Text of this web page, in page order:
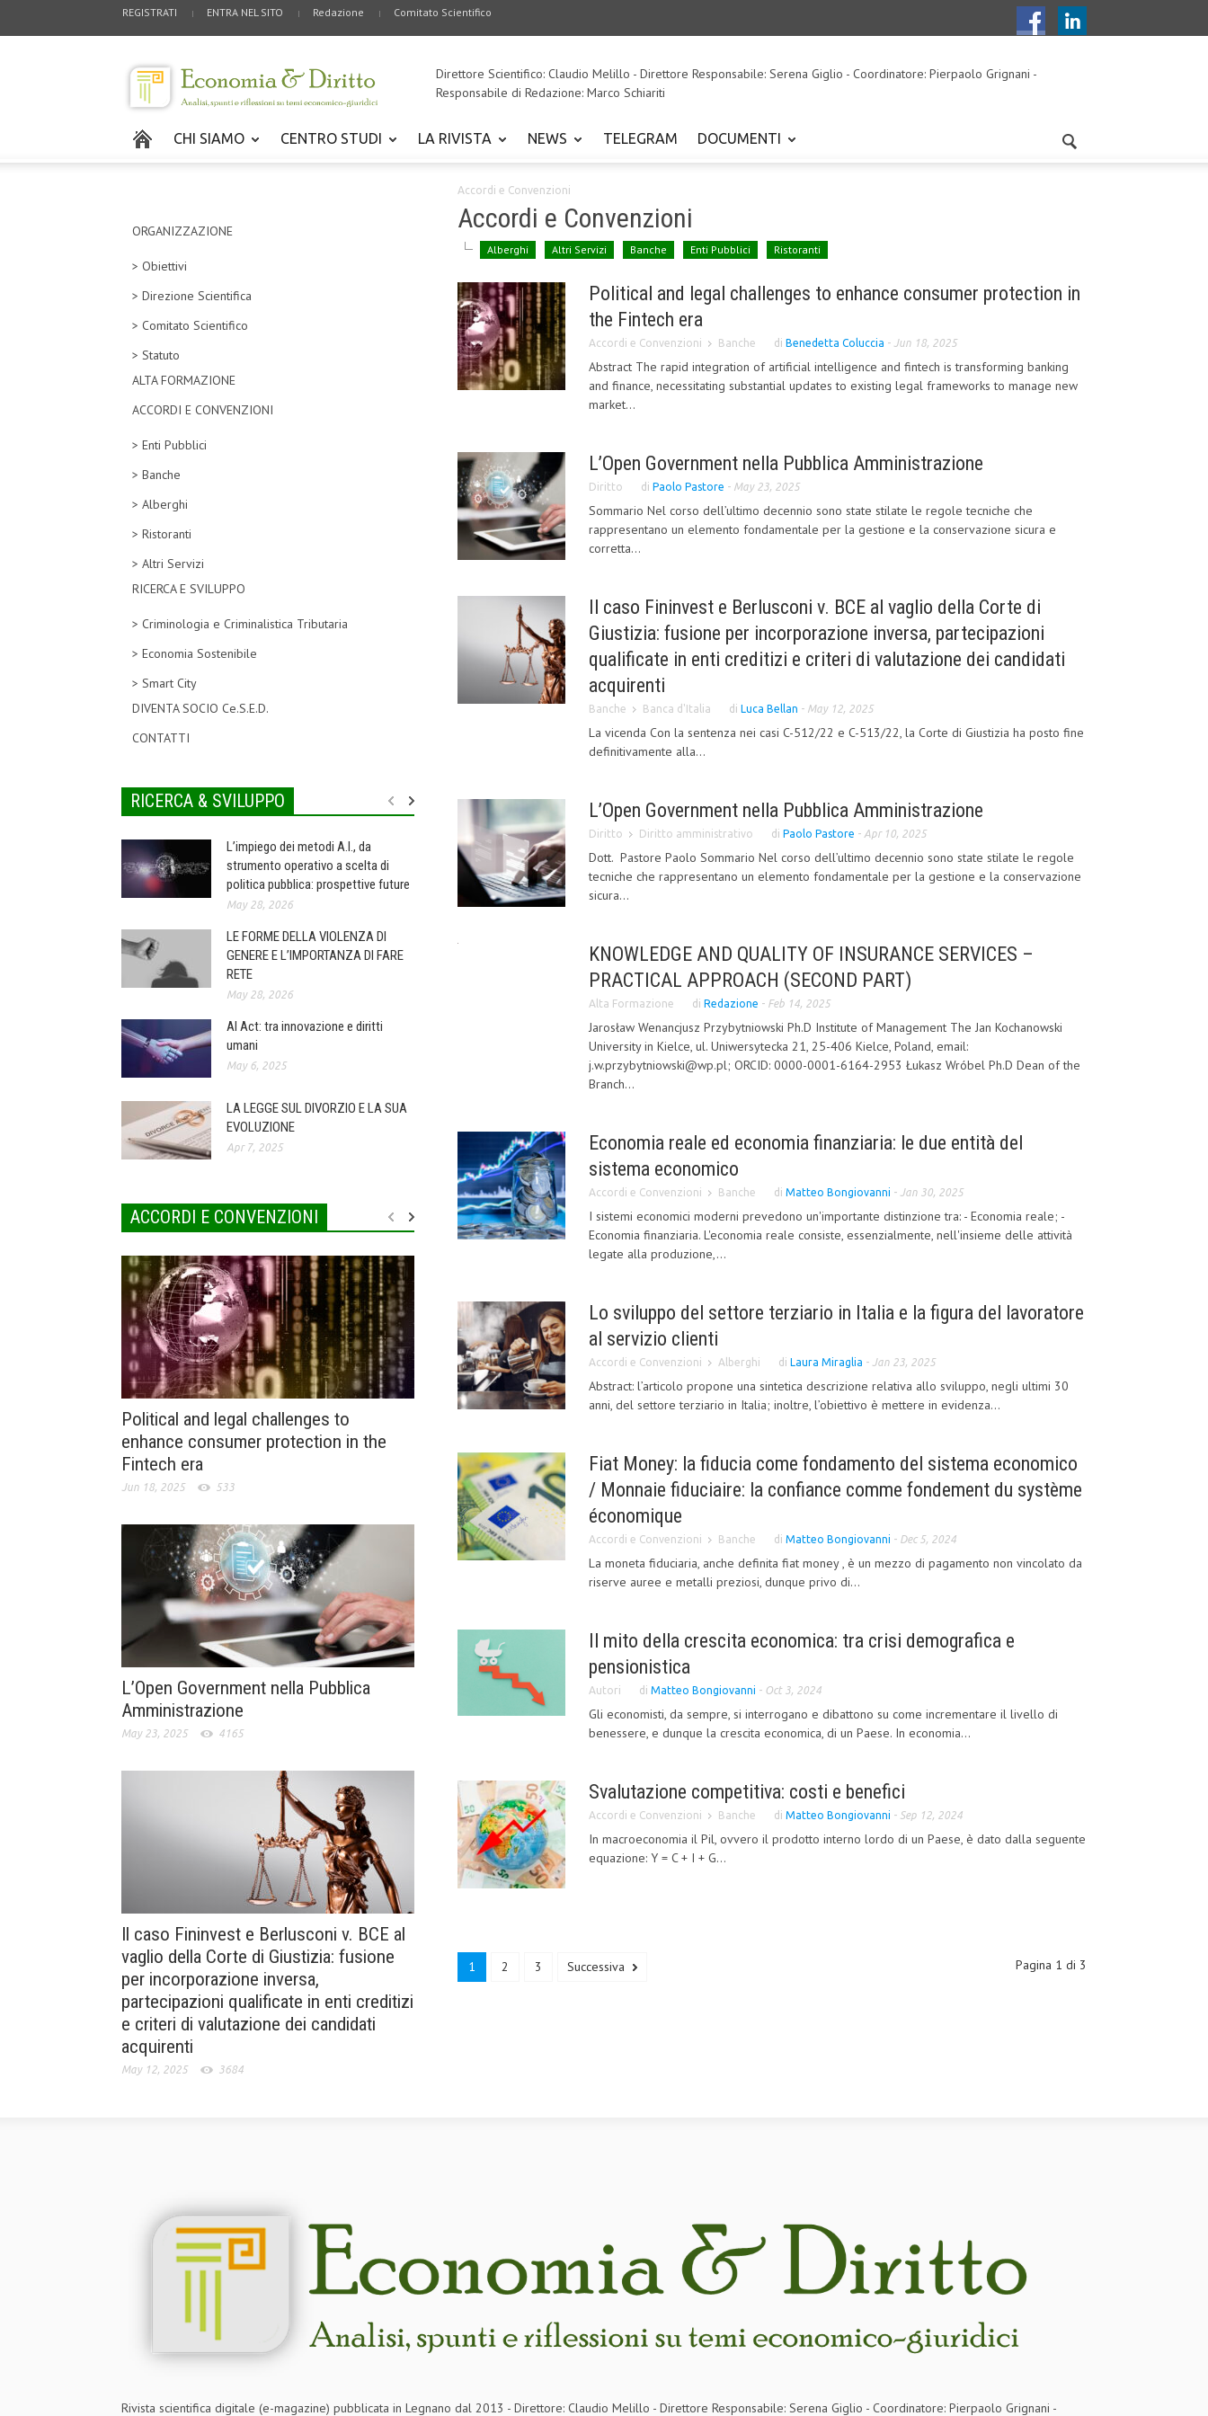
REGISTRATI ENTRA NEL SITO Redazione Comitato Scientifico
Direttore Scientifico: Claudio Melillo - Direttore Responsabile: Serena Giglio - Coordinatore: Pierpaolo Grignani -
Responsabile di Redazione: Marco Schiariti
CHI SIAMO CENTRO STUDI LA RIVISTA NEWS TELEGRAM DOCUMENTI
ORGANIZZAZIONE
> Obiettivi
> Direzione Scientifica
> Comitato Scientifico
> Statuto
ALTA FORMAZIONE
ACCORDI E CONVENZIONI
> Enti Pubblici
> Banche
> Alberghi
> Ristoranti
> Altri Servizi
RICERCA E SVILUPPO
> Criminologia e Criminalistica Tributaria
> Economia Sostenibile
> Smart City
DIVENTA SOCIO Ce.S.E.D.
CONTATTI
RICERCA & SVILUPPO
L’impiego dei metodi A.I., da
strumento operativo a scelta di
politica pubblica: prospettive future
May 28, 2026
LE FORME DELLA VIOLENZA DI
GENERE E L’IMPORTANZA DI FARE
RETE
May 28, 2026
AI Act: tra innovazione e diritti
umani
May 6, 2025
LA LEGGE SUL DIVORZIO E LA SUA
EVOLUZIONE
Apr 7, 2025
ACCORDI E CONVENZIONI
Political and legal challenges to
enhance consumer protection in the
Fintech era
Jun 18, 2025 533
L’Open Government nella Pubblica
Amministrazione
May 23, 2025 4165
Il caso Fininvest e Berlusconi v. BCE al
vaglio della Corte di Giustizia: fusione
per incorporazione inversa,
partecipazioni qualificate in enti creditizi
e criteri di valutazione dei candidati
acquirenti
May 12, 2025 3684
Accordi e Convenzioni
Accordi e Convenzioni
Alberghi Altri Servizi Banche Enti Pubblici Ristoranti
Political and legal challenges to enhance consumer protection in
the Fintech era
Accordi e Convenzioni Banche di Benedetta Coluccia - Jun 18, 2025
Abstract The rapid integration of artificial intelligence and fintech is transforming banking
and finance, necessitating substantial updates to existing legal frameworks to manage new
market...
L’Open Government nella Pubblica Amministrazione
Diritto di Paolo Pastore - May 23, 2025
Sommario Nel corso dell’ultimo decennio sono state stilate le regole tecniche che
rappresentano un elemento fondamentale per la gestione e la conservazione sicura e
corretta...
Il caso Fininvest e Berlusconi v. BCE al vaglio della Corte di
Giustizia: fusione per incorporazione inversa, partecipazioni
qualificate in enti creditizi e criteri di valutazione dei candidati
acquirenti
Banche Banca d'Italia di Luca Bellan - May 12, 2025
La vicenda Con la sentenza nei casi C-512/22 e C-513/22, la Corte di Giustizia ha posto fine
definitivamente alla...
L’Open Government nella Pubblica Amministrazione
Diritto Diritto amministrativo di Paolo Pastore - Apr 10, 2025
Dott. Pastore Paolo Sommario Nel corso dell’ultimo decennio sono state stilate le regole
tecniche che rappresentano un elemento fondamentale per la gestione e la conservazione
sicura...
KNOWLEDGE AND QUALITY OF INSURANCE SERVICES –
PRACTICAL APPROACH (SECOND PART)
Alta Formazione di Redazione - Feb 14, 2025
Jarosław Wenancjusz Przybytniowski Ph.D Institute of Management The Jan Kochanowski
University in Kielce, ul. Uniwersytecka 21, 25-406 Kielce, Poland, email:
j.w.przybytniowski@wp.pl; ORCID: 0000-0001-6164-2953 Łukasz Wróbel Ph.D Dean of the
Branch...
Economia reale ed economia finanziaria: le due entità del
sistema economico
Accordi e Convenzioni Banche diMatteo Bongiovanni - Jan 30, 2025
I sistemi economici moderni prevedono un'importante distinzione tra: - Economia reale; -
Economia finanziaria. L'economia reale consiste, essenzialmente, nell'insieme delle attività
legate alla produzione,...
Lo sviluppo del settore terziario in Italia e la figura del lavoratore
al servizio clienti
Accordi e Convenzioni Alberghi di Laura Miraglia - Jan 23, 2025
Abstract: l’articolo propone una sintetica descrizione relativa allo sviluppo, negli ultimi 30
anni, del settore terziario in Italia; inoltre, l’obiettivo è mettere in evidenza...
Fiat Money: la fiducia come fondamento del sistema economico
/ Monnaie fiduciaire: la confiance comme fondement du système
économique
Accordi e Convenzioni Banche diMatteo Bongiovanni - Dec 5, 2024
La moneta fiduciaria, anche definita fiat money , è un mezzo di pagamento non vincolato da
riserve auree e metalli preziosi, dunque privo di...
Il mito della crescita economica: tra crisi demografica e
pensionistica
Autori diMatteo Bongiovanni - Oct 3, 2024
Gli economisti, da sempre, si interrogano e dibattono su come incrementare il livello di
benessere, e dunque la crescita economica, di un Paese. In economia...
Svalutazione competitiva: costi e benefici
Accordi e Convenzioni Banche diMatteo Bongiovanni - Sep 12, 2024
In macroeconomia il Pil, ovvero il prodotto interno lordo di un Paese, è dato dalla seguente
equazione: Y = C + I + G...
1 2 3 Successiva Pagina 1 di 3
Rivista scientifica digitale (e-magazine) pubblicata in Legnano dal 2013 - Direttore: Claudio Melillo - Direttore Responsabile: Serena Giglio - Coordinatore: Pierpaolo Grignani -